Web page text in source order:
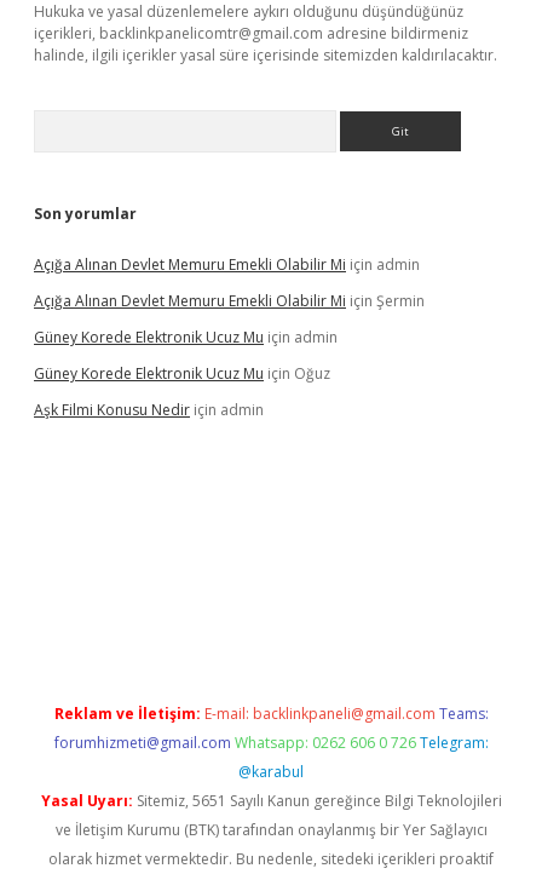
Hukuka ve yasal düzenlemelere aykırı olduğunu düşündüğünüz
içerikleri, backlinkpanelicomtr@gmail.com adresine bildirmeniz
halinde, ilgili içerikler yasal süre içerisinde sitemizden kaldırılacaktır.
Son yorumlar
Açığa Alınan Devlet Memuru Emekli Olabilir Mi için admin
Açığa Alınan Devlet Memuru Emekli Olabilir Mi için Şermin
Güney Korede Elektronik Ucuz Mu için admin
Güney Korede Elektronik Ucuz Mu için Oğuz
Aşk Filmi Konusu Nedir için admin
Reklam ve İletişim: E-mail: backlinkpaneli@gmail.com Teams:
forumhizmeti@gmail.com Whatsapp: 0262 606 0 726 Telegram:
@karabul
Yasal Uyarı: Sitemiz, 5651 Sayılı Kanun gereğince Bilgi Teknolojileri
ve İletişim Kurumu (BTK) tarafından onaylanmış bir Yer Sağlayıcı
olarak hizmet vermektedir. Bu nedenle, sitedeki içerikleri proaktif